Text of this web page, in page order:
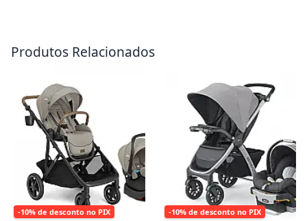
Produtos Relacionados
-10% de desconto no PIX
-10% de desconto no PIX